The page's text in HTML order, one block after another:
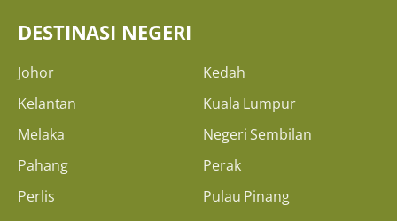
DESTINASI NEGERI
Johor
Kedah
Kelantan
Kuala Lumpur
Melaka
Negeri Sembilan
Pahang
Perak
Perlis
Pulau Pinang